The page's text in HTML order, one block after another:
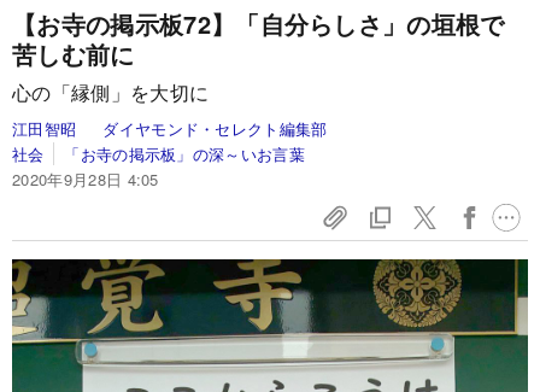
【お寺の掲示板72】「自分らしさ」の垣根で
苦しむ前に
心の「縁側」を大切に
江田智昭
ダイヤモンド・セレクト編集部
社会
「お寺の掲示板」の深～いお言葉
2020年9月28日 4:05